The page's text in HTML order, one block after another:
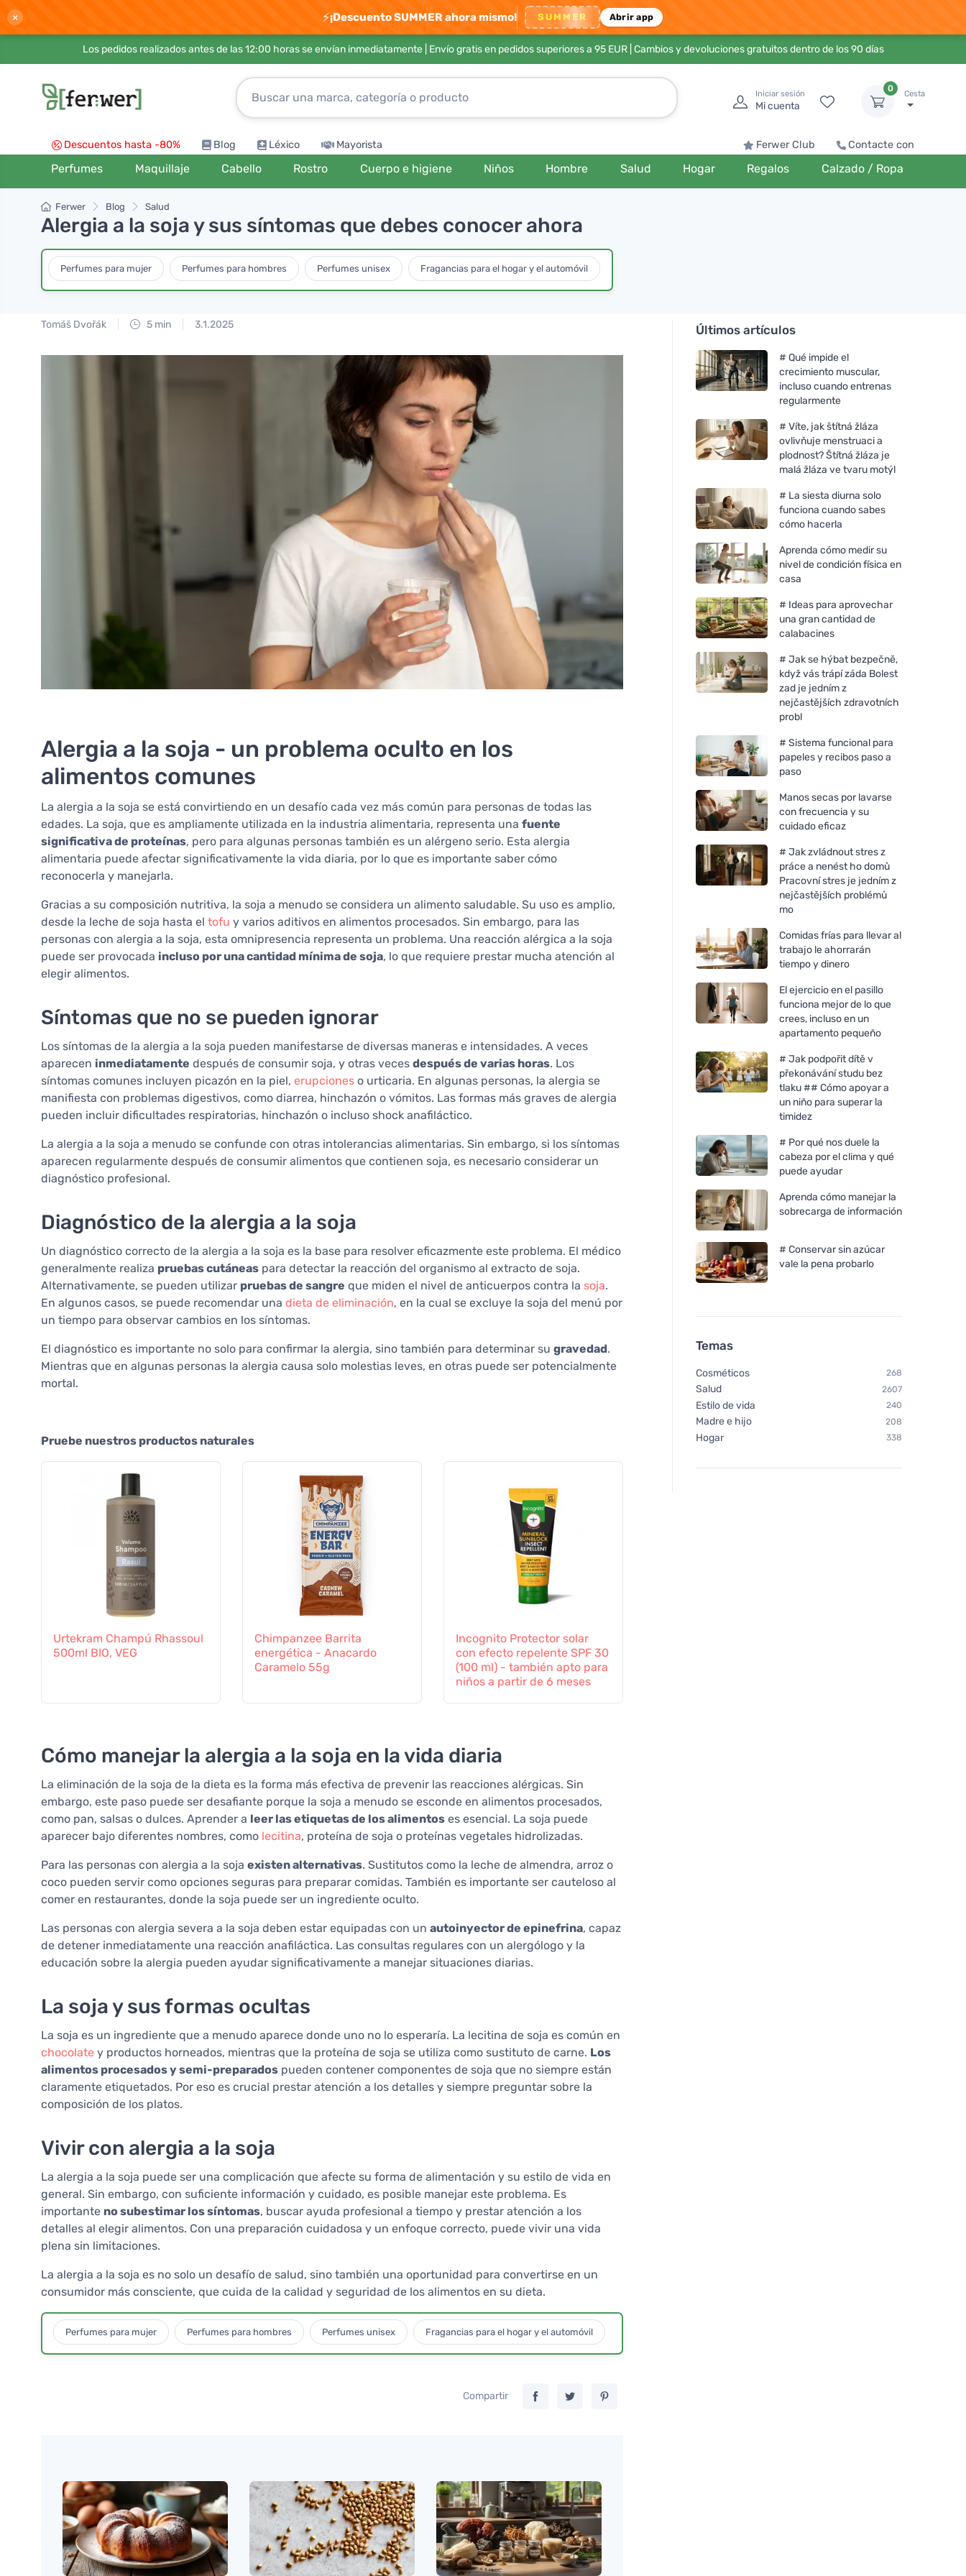
× ⚡¡Descuento SUMMER ahora mismo! SUMMER Abrir app
Los pedidos realizados antes de las 12:00 horas se envían inmediatamente | Envío gratis en pedidos superiores a 95 EUR| Cambios y devoluciones gratuitos dentro de los 90 días
Iniciar sesión
Mi cuenta
0
Cesta
Descuentos hasta -80% Blog Léxico Mayorista Ferwer Club Contacte con
Perfumes Maquillaje Cabello Rostro Cuerpo e higiene Niños Hombre Salud Hogar Regalos Calzado / Ropa
Ferwer Blog Salud
Alergia a la soja y sus síntomas que debes conocer ahora
Perfumes para mujer Perfumes para hombres Perfumes unisex Fragancias para el hogar y el automóvil
Tomáš Dvořák 5 min 3.1.2025
Alergia a la soja - un problema oculto en los
alimentos comunes
La alergia a la soja se está convirtiendo en un desafío cada vez más común para personas de todas las
edades. La soja, que es ampliamente utilizada en la industria alimentaria, representa una fuente
significativa de proteínas, pero para algunas personas también es un alérgeno serio. Esta alergia
alimentaria puede afectar significativamente la vida diaria, por lo que es importante saber cómo
reconocerla y manejarla.
Gracias a su composición nutritiva, la soja a menudo se considera un alimento saludable. Su uso es amplio,
desde la leche de soja hasta el tofu y varios aditivos en alimentos procesados. Sin embargo, para las
personas con alergia a la soja, esta omnipresencia representa un problema. Una reacción alérgica a la soja
puede ser provocada incluso por una cantidad mínima de soja, lo que requiere prestar mucha atención al
elegir alimentos.
Síntomas que no se pueden ignorar
Los síntomas de la alergia a la soja pueden manifestarse de diversas maneras e intensidades. A veces
aparecen inmediatamente después de consumir soja, y otras veces después de varias horas. Los
síntomas comunes incluyen picazón en la piel, erupciones o urticaria. En algunas personas, la alergia se
manifiesta con problemas digestivos, como diarrea, hinchazón o vómitos. Las formas más graves de alergia
pueden incluir dificultades respiratorias, hinchazón o incluso shock anafiláctico.
La alergia a la soja a menudo se confunde con otras intolerancias alimentarias. Sin embargo, si los síntomas
aparecen regularmente después de consumir alimentos que contienen soja, es necesario considerar un
diagnóstico profesional.
Diagnóstico de la alergia a la soja
Un diagnóstico correcto de la alergia a la soja es la base para resolver eficazmente este problema. El médico
generalmente realiza pruebas cutáneas para detectar la reacción del organismo al extracto de soja.
Alternativamente, se pueden utilizar pruebas de sangre que miden el nivel de anticuerpos contra la soja.
En algunos casos, se puede recomendar una dieta de eliminación, en la cual se excluye la soja del menú por
un tiempo para observar cambios en los síntomas.
El diagnóstico es importante no solo para confirmar la alergia, sino también para determinar su gravedad.
Mientras que en algunas personas la alergia causa solo molestias leves, en otras puede ser potencialmente
mortal.
Pruebe nuestros productos naturales
Urtekram Champú Rhassoul
500ml BIO, VEG
Chimpanzee Barrita
energética - Anacardo
Caramelo 55g
Incognito Protector solar
con efecto repelente SPF 30
(100 ml) - también apto para
niños a partir de 6 meses
Cómo manejar la alergia a la soja en la vida diaria
La eliminación de la soja de la dieta es la forma más efectiva de prevenir las reacciones alérgicas. Sin
embargo, este paso puede ser desafiante porque la soja a menudo se esconde en alimentos procesados,
como pan, salsas o dulces. Aprender a leer las etiquetas de los alimentos es esencial. La soja puede
aparecer bajo diferentes nombres, como lecitina, proteína de soja o proteínas vegetales hidrolizadas.
Para las personas con alergia a la soja existen alternativas. Sustitutos como la leche de almendra, arroz o
coco pueden servir como opciones seguras para preparar comidas. También es importante ser cauteloso al
comer en restaurantes, donde la soja puede ser un ingrediente oculto.
Las personas con alergia severa a la soja deben estar equipadas con un autoinyector de epinefrina, capaz
de detener inmediatamente una reacción anafiláctica. Las consultas regulares con un alergólogo y la
educación sobre la alergia pueden ayudar significativamente a manejar situaciones diarias.
La soja y sus formas ocultas
La soja es un ingrediente que a menudo aparece donde uno no lo esperaría. La lecitina de soja es común en
chocolate y productos horneados, mientras que la proteína de soja se utiliza como sustituto de carne. Los
alimentos procesados y semi-preparados pueden contener componentes de soja que no siempre están
claramente etiquetados. Por eso es crucial prestar atención a los detalles y siempre preguntar sobre la
composición de los platos.
Vivir con alergia a la soja
La alergia a la soja puede ser una complicación que afecte su forma de alimentación y su estilo de vida en
general. Sin embargo, con suficiente información y cuidado, es posible manejar este problema. Es
importante no subestimar los síntomas, buscar ayuda profesional a tiempo y prestar atención a los
detalles al elegir alimentos. Con una preparación cuidadosa y un enfoque correcto, puede vivir una vida
plena sin limitaciones.
La alergia a la soja es no solo un desafío de salud, sino también una oportunidad para convertirse en un
consumidor más consciente, que cuida de la calidad y seguridad de los alimentos en su dieta.
Perfumes para mujer Perfumes para hombres Perfumes unisex Fragancias para el hogar y el automóvil
Compartir
Últimos artículos
# Qué impide el
crecimiento muscular,
incluso cuando entrenas
regularmente
# Víte, jak štítná žláza
ovlivňuje menstruaci a
plodnost? Štítná žláza je
malá žláza ve tvaru motýl
# La siesta diurna solo
funciona cuando sabes
cómo hacerla
Aprenda cómo medir su
nivel de condición física en
casa
# Ideas para aprovechar
una gran cantidad de
calabacines
# Jak se hýbat bezpečně,
když vás trápí záda Bolest
zad je jedním z
nejčastějších zdravotních
probl
# Sistema funcional para
papeles y recibos paso a
paso
Manos secas por lavarse
con frecuencia y su
cuidado eficaz
# Jak zvládnout stres z
práce a nenést ho domů
Pracovní stres je jedním z
nejčastějších problémů
mo
Comidas frías para llevar al
trabajo le ahorrarán
tiempo y dinero
El ejercicio en el pasillo
funciona mejor de lo que
crees, incluso en un
apartamento pequeño
# Jak podpořit dítě v
překonávání studu bez
tlaku ## Cómo apoyar a
un niño para superar la
timidez
# Por qué nos duele la
cabeza por el clima y qué
puede ayudar
Aprenda cómo manejar la
sobrecarga de información
# Conservar sin azúcar
vale la pena probarlo
Temas
Cosméticos 268
Salud 2607
Estilo de vida 240
Madre e hijo 208
Hogar 338